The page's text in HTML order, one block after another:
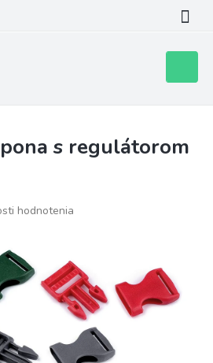
košík
s regulátorom
hodnotenia